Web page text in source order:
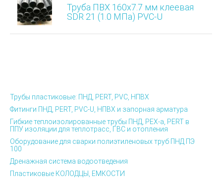
Труба ПВХ 160х7.7 мм клеевая
SDR 21 (1.0 МПа) PVC-U
Трубы пластиковые: ПНД, PERT, PVC, НПВХ
Фитинги ПНД, PERT, PVC-U, НПВХ и запорная арматура
Гибкие теплоизолированные трубы ПНД, PEX-а, PERT в
ППУ изоляции для теплотрасс, ГВС и отопления
Оборудование для сварки полиэтиленовых труб ПНД ПЭ
100
Дренажная система водоотведения
Пластиковые КОЛОДЦЫ, ЕМКОСТИ